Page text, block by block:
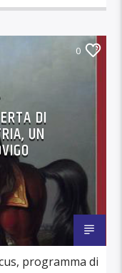
0
DI
UN
programma di